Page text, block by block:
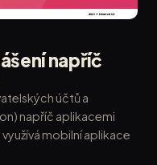
napříč
účtů a
napříč aplikacemi
mobilní aplikace